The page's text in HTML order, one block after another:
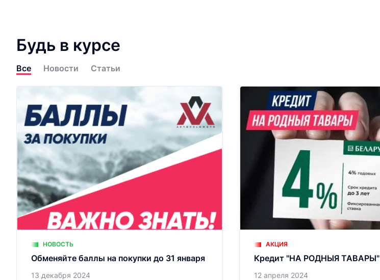
Будь в курсе
Все Новости Статьи
НОВОСТЬ
Обменяйте баллы на покупки до 31 января
13 декабря 2024
АКЦИЯ
Кредит "НА РОДНЫЯ ТАВАРЫ"
12 апреля 2024